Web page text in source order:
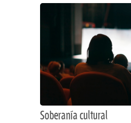
Soberanía cultural